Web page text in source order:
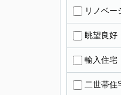
リノベー
眺望良好
輸入住宅
二世帯住